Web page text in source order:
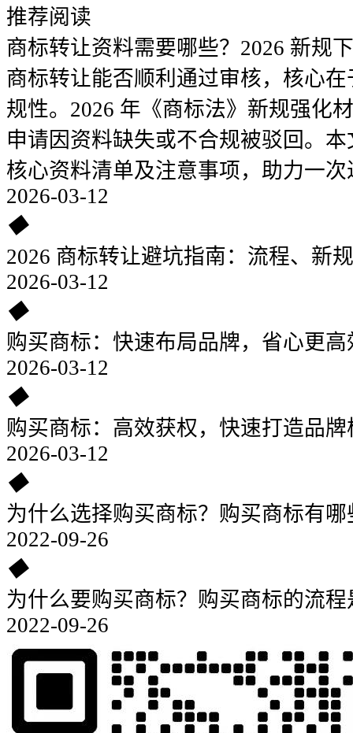
推荐阅读
商标转让资料需要哪些？2026 新规
商标转让能否顺利通过审核，核心
规性。2026 年《商标法》新规强化
申请因资料缺失或不合规被驳回。
核心资料清单及注意事项，助力一次
2026-03-12
◆
2026 商标转让避坑指南：流程、新
2026-03-12
◆
购买商标：快速布局品牌，省心更高
2026-03-12
◆
购买商标：高效获权，快速打造品
2026-03-12
◆
为什么选择购买商标？购买商标有
2022-09-26
◆
为什么要购买商标？购买商标的流
2022-09-26